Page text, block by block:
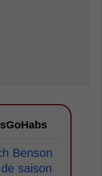
Benson
saison